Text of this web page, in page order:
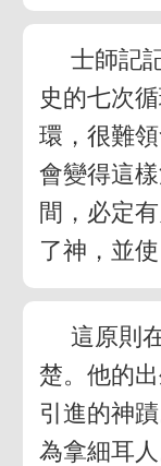
士師記
史的七次
環，很難
會變得這
間，必定
了神，並
這原則
楚。他的
引進的神
為拿細耳